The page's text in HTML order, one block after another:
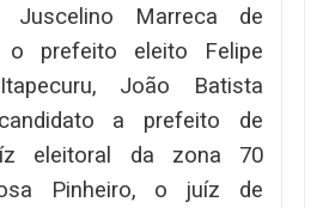
Juscelino Marreca de
prefeito eleito Felipe
João Batista
a prefeito de
eleitoral da zona 70
Pinheiro, o juíz de